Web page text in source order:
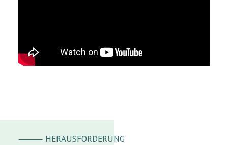
⸻ HERAUSFORDERUNG